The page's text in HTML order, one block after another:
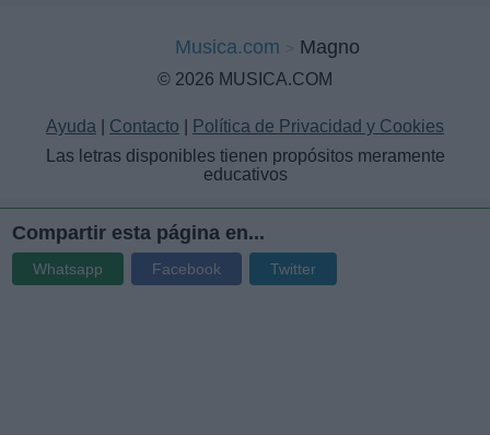
Musica.com Magno
© 2026 MUSICA.COM
Ayuda Contacto
Política de Privacidad y Cookies
Las letras disponibles tienen propósitos meramente
educativos
Compartir esta página en...
Whatsapp Facebook Twitter